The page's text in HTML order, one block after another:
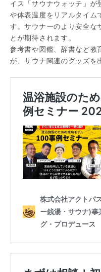
イス「サウナウォッチ」が
や体表温度をリアルタイム
す。サウナーのより安全な
とが期待されます。
参考書や図鑑、辞書など教
が、サウナ関連のグッズを